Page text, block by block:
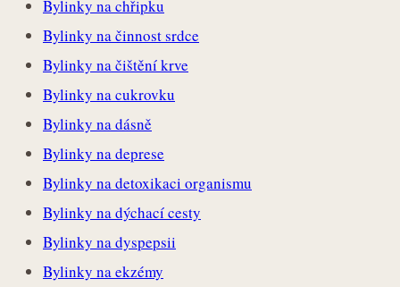
Bylinky na chřipku
Bylinky na činnost srdce
Bylinky na čištění krve
Bylinky na cukrovku
Bylinky na dásně
Bylinky na deprese
Bylinky na detoxikaci organismu
Bylinky na dýchací cesty
Bylinky na dyspepsii
Bylinky na ekzémy